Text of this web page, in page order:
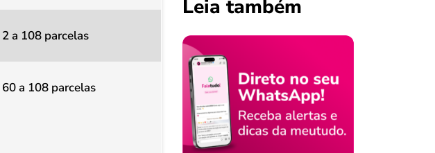
2 a 108 parcelas
60 a 108 parcelas
Leia também